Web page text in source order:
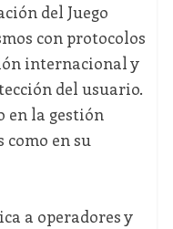
del Juego
con protocolos
internacional y
del usuario.
en la gestión
en su
a operadores y